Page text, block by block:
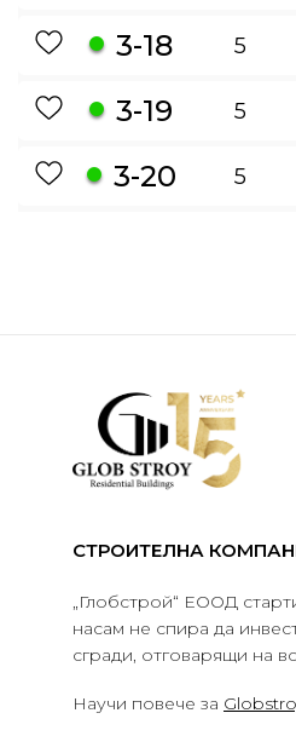
3-18 5
3-19 5
3-20 5
СТРОИТЕЛНА
„Глобстрой“ ЕООД
насам не спира да
сгради, отговарящи на
Научи повече за